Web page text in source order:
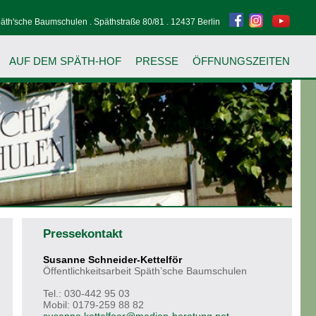
Baumschulen . Späthstraße 80/81 . 12437 Berlin
AUF DEM SPÄTH-HOF PRESSE ÖFFNUNGSZEITEN
Pressekontakt
Susanne Schneider-Kettelför
Öffentlichkeitsarbeit Späth’sche Baumschulen
Tel.: 030-442 95 03
Mobil: 0179-259 88 82